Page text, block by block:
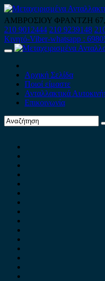
Skip
to
content
ΑΜΒΡΟΣΙΟΥ ΦΡΑΝΤΖΗ
210 9012444 210 9239148
Κινητό-Viber-whatsapp :
Primary
Αρχική Σελίδα
Ποιοί είμαστε
Ανταλλακτικά
Επικοινωνία